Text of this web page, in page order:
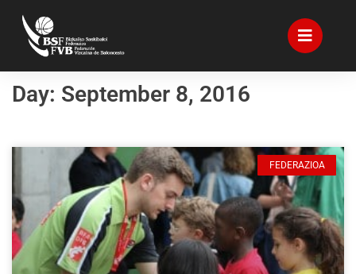
Day: September 8, 2016
FEDERAZIOA